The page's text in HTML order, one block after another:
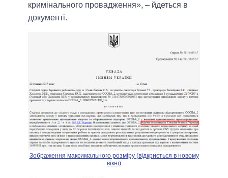
кримінального провадження», – йдеться в
документі.
Зображення максимального розміру (відкриється в новому
вікні)